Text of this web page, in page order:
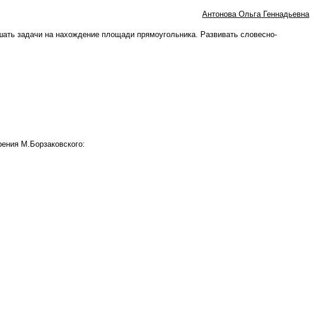
Антонова Ольга Геннадьевна
задачи на нахождение площади прямоугольника. Развивать словесно-
М.Борзаковского: